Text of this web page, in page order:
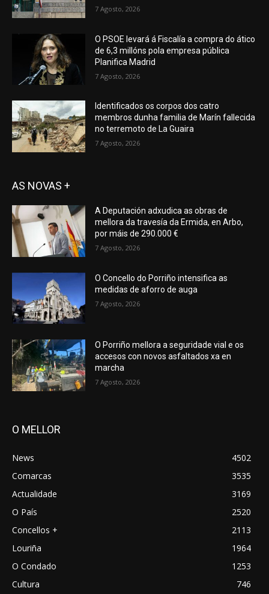
7 Agosto, 2026
O PSOE levará á Fiscalía a compra do ático
de 6,3 millóns pola empresa pública
Planifica Madrid
7 Agosto, 2026
Identificados os corpos dos catro
membros dunha familia de Marín fallecida
no terremoto de La Guaira
7 Agosto, 2026
AS NOVAS +
A Deputación adxudica as obras de
mellora da travesía da Ermida, en Arbo,
por máis de 290.000 €
7 Agosto, 2026
O Concello do Porriño intensifica as
medidas de aforro de auga
7 Agosto, 2026
O Porriño mellora a seguridade vial e os
accesos con novos asfaltados xa en
marcha
7 Agosto, 2026
O MELLOR
News
4502
Comarcas
3535
Actualidade
3169
O País
2520
Concellos +
2113
Louriña
1964
O Condado
1253
Cultura
746